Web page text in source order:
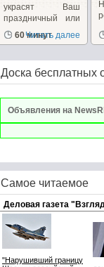
украсят Ваш
праздничный или
повседневный...
60 минут
Читать далее
Доска бесплатных
Объявления на
Самое читаемое